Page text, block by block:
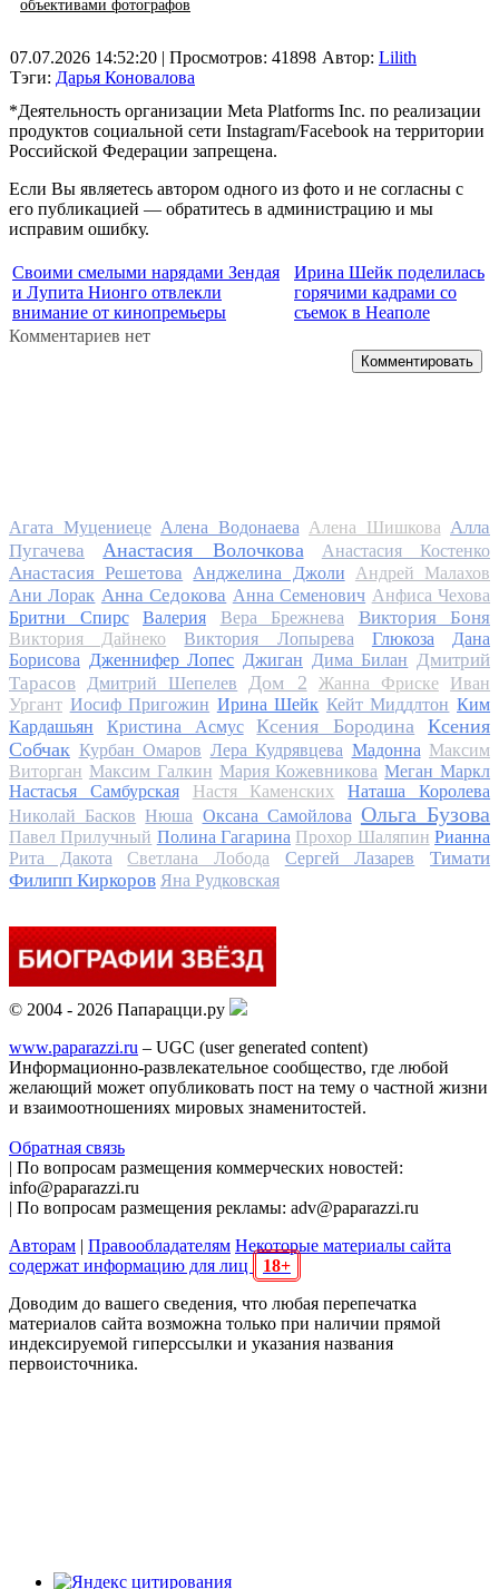
объективами фотографов
07.07.2026 14:52:20 | Просмотров: 41898
Тэги: Дарья Коновалова
Автор: Lilith
*Деятельность организации Meta Platforms Inc. по реализации
продуктов социальной сети Instagram/Facebook на территории
Российской Федерации запрещена.
Если Вы являетесь автором одного из фото и не согласны с
его публикацией — обратитесь в администрацию и мы
исправим ошибку.
Своими смелыми нарядами Зендая
и Лупита Нионго отвлекли
внимание от кинопремьеры
Ирина Шейк поделилась
горячими кадрами со
съемок в Неаполе
Комментариев нет
Комментировать
Агата Муцениеце Алена Водонаева Алена Шишкова Алла
Пугачева
Анастасия Волочкова Анастасия Костенко
Анастасия Решетова Анджелина Джоли
Андрей Малахов
Ани Лорак Анна Седокова Анна Семенович Анфиса Чехова
Бритни Спирс
Валерия Вера Брежнева Виктория Боня
Виктория Дайнеко Виктория Лопырева Глюкоза
Дана
Борисова Дженнифер Лопес Джиган Дима Билан Дмитрий
Тарасов
Дмитрий Шепелев Дом 2 Жанна Фриске
Иван
Ургант Иосиф Пригожин Ирина Шейк Кейт Миддлтон Ким
Кардашьян
Кристина Асмус Ксения Бородина
Ксения
Собчак Курбан Омаров Лера Кудрявцева Мадонна Максим
Виторган Максим Галкин Мария Кожевникова Меган Маркл
Настасья Самбурская
Настя Каменских
Наташа Королева
Николай Басков Нюша Оксана Самойлова Ольга Бузова
Павел Прилучный Полина Гагарина Прохор Шаляпин Рианна
Рита Дакота
Светлана Лобода Сергей Лазарев
Тимати
Филипп Киркоров Яна Рудковская
© 2004 - 2026 Папарацци.ру
www.paparazzi.ru – UGC (user generated content)
Информационно-развлекательное сообщество, где любой
желающий может опубликовать пост на тему о частной жизни
и взаимоотношениях мировых знаменитостей.
Обратная связь
| По вопросам размещения коммерческих новостей:
info@paparazzi.ru
| По вопросам размещения рекламы: adv@paparazzi.ru
Авторам | Правообладателям Некоторые материалы сайта
содержат информацию для лиц
18+
Доводим до вашего сведения, что любая перепечатка
материалов сайта возможна только при наличии прямой
индексируемой гиперссылки и указания названия
первоисточника.